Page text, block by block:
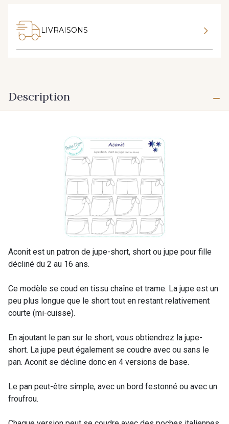
LIVRAISONS
Description
Aconit est un patron de jupe-short, short ou jupe pour fille
décliné du 2 au 16 ans.
Ce modèle se coud en tissu chaîne et trame. La jupe est un
peu plus longue que le short tout en restant relativement
courte (mi-cuisse).
En ajoutant le pan sur le short, vous obtiendrez la jupe-
short. La jupe peut également se coudre avec ou sans le
pan. Aconit se décline donc en 4 versions de base.
Le pan peut-être simple, avec un bord festonné ou avec un
froufrou.